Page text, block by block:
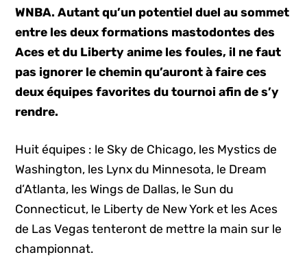
WNBA. Autant qu’un potentiel duel au sommet
entre les deux formations mastodontes des
Aces et du Liberty anime les foules, il ne faut
pas ignorer le chemin qu’auront à faire ces
deux équipes favorites du tournoi afin de s’y
rendre.
Huit équipes : le Sky de Chicago, les Mystics de
Washington, les Lynx du Minnesota, le Dream
d’Atlanta, les Wings de Dallas, le Sun du
Connecticut, le Liberty de New York et les Aces
de Las Vegas tenteront de mettre la main sur le
championnat.